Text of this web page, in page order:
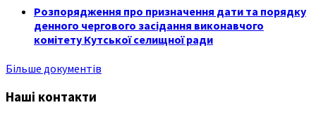
Розпорядження про призначення дати та порядку
денного чергового засідання виконавчого
комітету Кутської селищної ради
Більше документів
Наші контакти